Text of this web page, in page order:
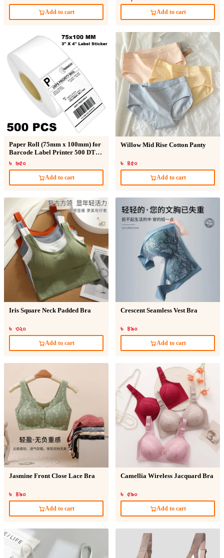
Add to cart Add to cart
Paper Roll (75mm x 100mm) for
Barcode Label Printer 500 DT
Sticker
৳ ৬৫০
Add to cart
Willow Mid Rise Cotton Panty
৳ ৪৫০
Add to cart
Iris Square Neck Padded Bra
৳ ৩২০
Add to cart
Crescent Seamless Vest Bra
৳ ৪৯০
Add to cart
Jasmine Front Close Lace Bra
৳ ৪৯০
Add to cart
Camellia Wireless Jacquard Bra
৳ ৫৯০
Add to cart